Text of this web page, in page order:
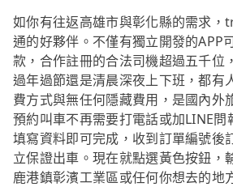
如你有往返高雄市與彰化縣的需求
通的好夥伴。不僅有獨立開發的APP
款，合作註冊的合法司機超過五千位
過年過節還是清晨深夜上下班，都有
費方式與無任何隱藏費用，是國內外
預約叫車不再需要打電話或加LINE問
填寫資料即可完成，收到訂單編號後
立保證出車。現在就點選黃色按鈕，
鹿港鎮彰濱工業區或任何你想去的地